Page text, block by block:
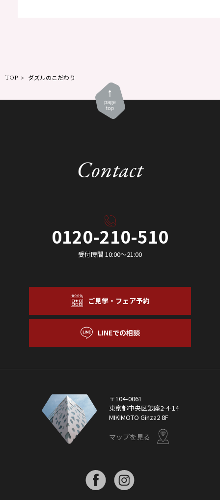
TOP ダズルのこだわり
Contact
0120-210-510
受付時間 10:00〜21:00
ご見学・フェア予約
LINEでの相談
〒104-0061
東京都中央区銀座2-4-14
MIKIMOTO Ginza2 8F
マップを見る